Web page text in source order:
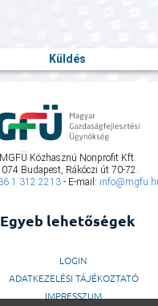
MGFÜ Közhasznú Nonprofit Kft.
Budapest, Rákóczi út 70-72.
1 312 2213- E-mail:
Egyeb lehetőségek
LOGIN
ADATKEZELÉSI TÁJÉKOZTATÓ
IMPRESSZUM